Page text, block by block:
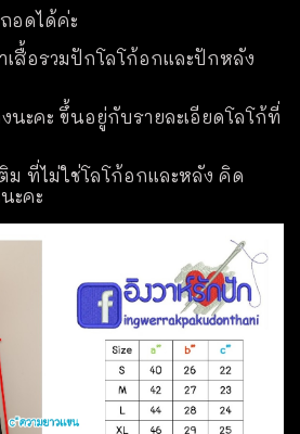
อดได้ค่ะ
เสื้อรวมปักโลโก้อกและปักหลัง
ะคะ ขึ้นอยู่กับรายละเอียดโลโก้ที่
ที่ไม่ใช่โลโก้อกและหลัง คิด
ะคะ